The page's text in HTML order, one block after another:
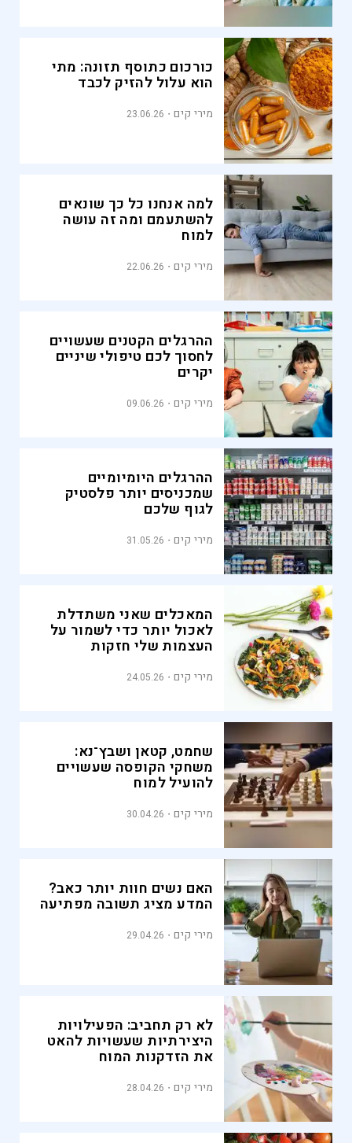
כורכום כתוסף תזונה: מתי
הוא עלול להזיק לכבד
מירי קים 23.06.26
למה אנחנו כל כך שונאים
להשתעמם ומה זה עושה
למוח
מירי קים 22.06.26
ההרגלים הקטנים שעשויים
לחסוך לכם טיפולי שיניים
יקרים
מירי קים 09.06.26
ההרגלים היומיומיים
שמכניסים יותר פלסטיק
לגוף שלכם
מירי קים 31.05.26
המאכלים שאני משתדלת
לאכול יותר כדי לשמור על
העצמות שלי חזקות
מירי קים 24.05.26
שחמט, קטאן ושבץ־נא:
משחקי הקופסה שעשויים
להועיל למוח
מירי קים 30.04.26
האם נשים חוות יותר כאב?
המדע מציג תשובה מפתיעה
מירי קים 29.04.26
לא רק תחביב: הפעילויות
היצירתיות שעשויות להאט
את הזדקנות המוח
מירי קים 28.04.26